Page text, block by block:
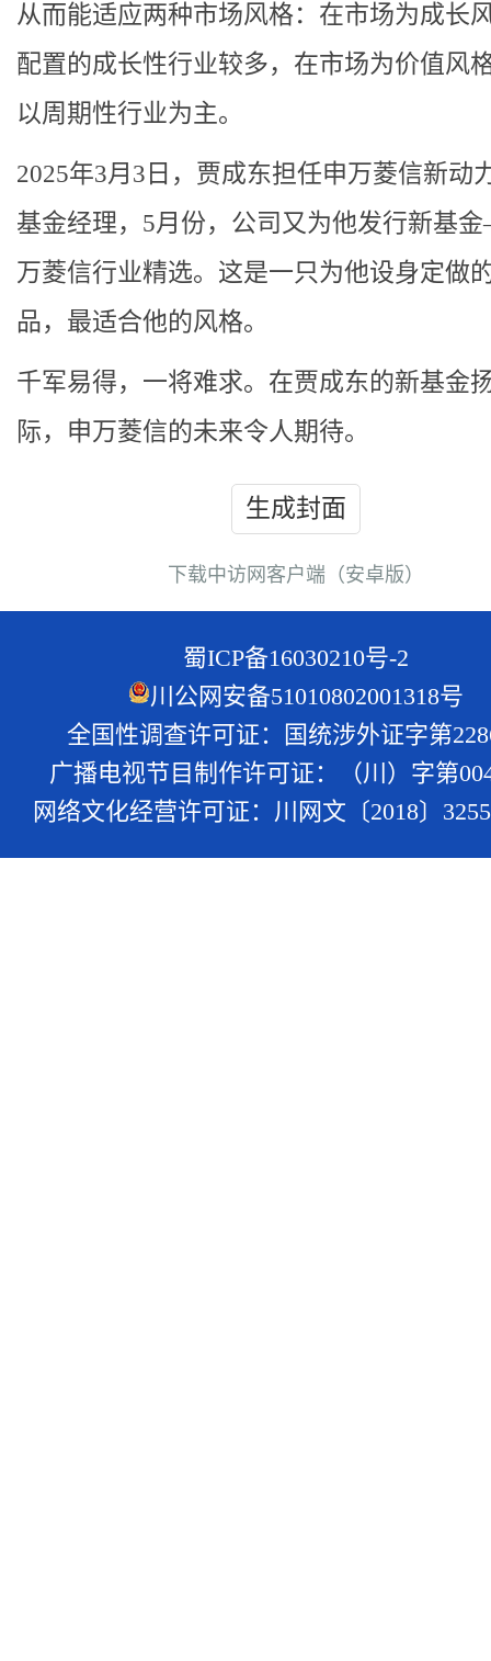
从而能适应两种市场风格：在市场为成长
配置的成长性行业较多，在市场为价值风
以周期性行业为主。
2025年3月3日，贾成东担任申万菱信新动
基金经理，5月份，公司又为他发行新基
万菱信行业精选。这是一只为他设身定做
品，最适合他的风格。
千军易得，一将难求。在贾成东的新基金
际，申万菱信的未来令人期待。
生成封面
下载中访网客户端（安卓版）
蜀ICP备16030210号-2
川公网安备51010802001318号
全国性调查许可证：国统涉外证字第
广播电视节目制作许可证：（川）字第
网络文化经营许可证：川网文〔2018〕